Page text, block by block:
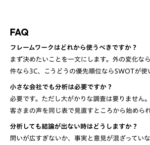
FAQ
フレームワークはどれから使うべきですか？
まず決めたいことを一文にします。外の変化な
件なら3C、こうどうの優先順位ならSWOTが使
小さな会社でも分析は必要ですか？
必要です。ただし大がかりな調査は要りません
客さまの声を同じ表で見直すところから始められ
分析しても結論が出ない時はどうしますか？
問いが広すぎないか、事実と意見が混ざってい